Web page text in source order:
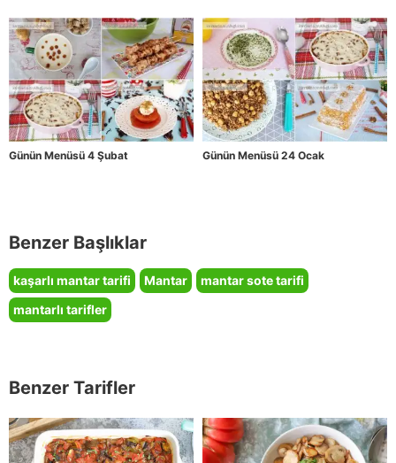
Günün Menüsü 4 Şubat Günün Menüsü 24 Ocak
Benzer Başlıklar
kaşarlı mantar tarifi Mantar
mantar sote tarifi
mantarlı tarifler
Benzer Tarifler